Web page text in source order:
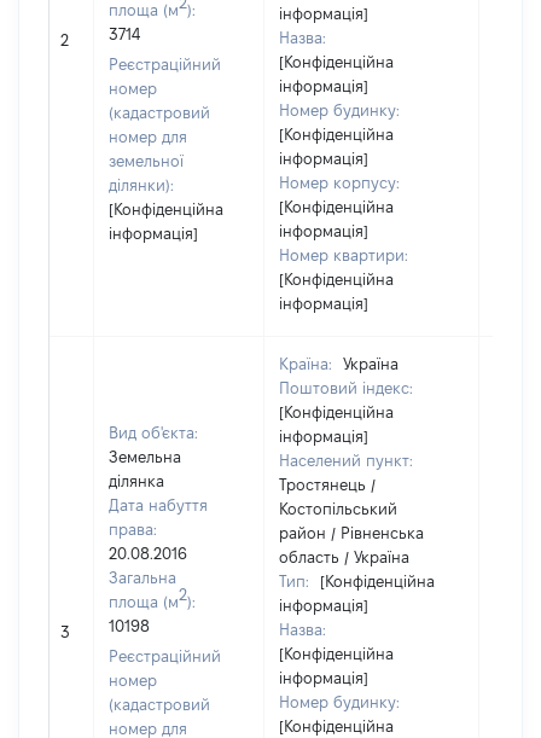
2
площа (м ):
3714
Реєстраційний
номер
(кадастровий
номер для
земельної
ділянки):
[Конфіденційна
інформація]
інформація]
Назва:
[Конфіденційна
інформація]
Номер будинку:
[Конфіденційна
інформація]
Номер корпусу:
[Конфіденційна
інформація]
Номер квартири:
[Конфіденційна
інформація]
3
Вид об'єкта:
Земельна
ділянка
Дата набуття
права:
20.08.2016
Загальна
площа (м2):
10198
Реєстраційний
номер
(кадастровий
номер для
Країна:
Україна
Поштовий індекс:
[Конфіденційна
інформація]
Населений пункт:
Тростянець /
Костопільський
район / Рівненська
область / Україна
Тип:
[Конфіденційна
інформація]
Назва:
[Конфіденційна
інформація]
Номер будинку:
[Конфіденційна